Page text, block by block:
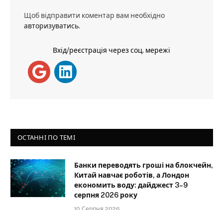
Щоб відправити коментар вам необхідно
авторизуватись.
Вхід/реєстрація через соц. мережі
ОСТАННІ ПО ТЕМІ
Банки переводять гроші на блокчейн,
Китай навчає роботів, а Лондон
економить воду: дайджест 3–9
серпня 2026 року